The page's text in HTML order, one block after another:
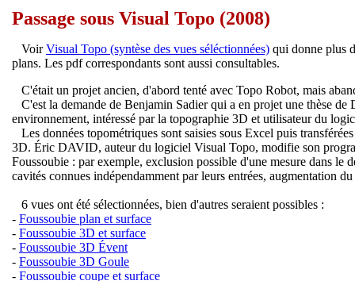
Passage sous Visual Topo (2008)
VoirVisual Topo (syntèse des vues séléctionnées) qui donne plus
plans. Les pdf correspondants sont aussi consultables.
C'était un projet ancien, d'abord tenté avec Topo Robot, mais
C'est la demande de Benjamin Sadier qui a en projet une thèse de
environnement, intéressé par la topographie 3D et utilisateur du
Les données topométriques sont saisies sous Excel puis
3D. Éric DAVID, auteur du logiciel Visual Topo, modifie son
Foussoubie : par exemple, exclusion possible d'une mesure dans le
cavités connues indépendamment par leurs entrées, augmentation
6 vues ont été sélectionnées, bien d'autres seraient possibles :
- Foussoubie plan et surface
- Foussoubie 3D et surface
- Foussoubie 3D Évent
- Foussoubie 3D Goule
- Foussoubie coupe et surface